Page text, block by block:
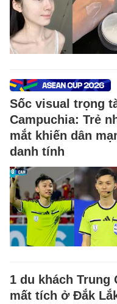
Sốc visual trọng
Campuchia: Trẻ
mắt khiến dân
danh tính
1 du khách Trung
mất tích ở Đắk